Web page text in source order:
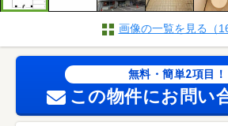
画像の一覧を見る（16
無料・簡単2項目！
この物件にお問い